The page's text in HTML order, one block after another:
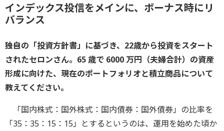
インデックス投信をメインに、ボーナス時にリ
バランス
――独自の「投資方針書」に基づき、22歳から投資をスタート
されたセロンさん。65 歳で 6000 万円（夫婦合計）の資産
形成に向けた、現在のポートフォリオと積立商品について
教えてください。
「国内株式：国外株式：国内債券：国外債券」の比率を
「35：35：15：15」とするというのは、運用を始めた頃か